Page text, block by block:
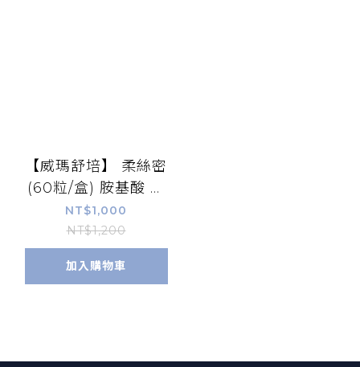
【威瑪舒培】 柔絲密
(60粒/盒) 胺基酸 維
他命E｜營養補給【康
富久久】
NT$1,000
NT$1,200
加入購物車